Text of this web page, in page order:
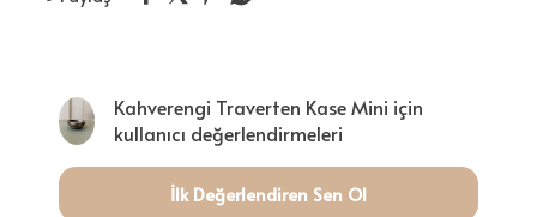
Kahverengi Traverten Kase Mini için
kullanıcı değerlendirmeleri
İlk Değerlendiren Sen Ol